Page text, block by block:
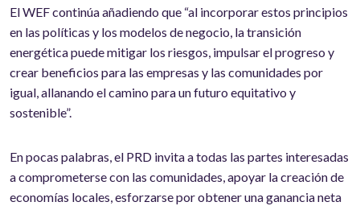
El WEF continúa añadiendo que “al incorporar estos principios
en las políticas y los modelos de negocio, la transición
energética puede mitigar los riesgos, impulsar el progreso y
crear beneficios para las empresas y las comunidades por
igual, allanando el camino para un futuro equitativo y
sostenible”.
En pocas palabras, el PRD invita a todas las partes interesadas
a comprometerse con las comunidades, apoyar la creación de
economías locales, esforzarse por obtener una ganancia neta